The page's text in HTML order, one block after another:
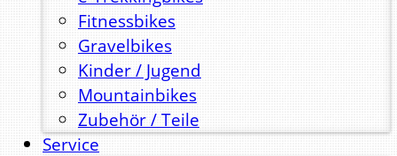
Fitnessbikes
Gravelbikes
Kinder / Jugend
Mountainbikes
Zubehör / Teile
Service